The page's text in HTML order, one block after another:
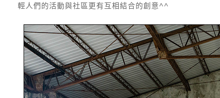
輕人們的活動與社區更有互相結合的創意^^